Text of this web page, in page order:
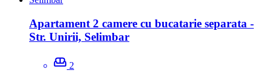
Apartament 2 camere cu bucatarie separata -
Str. Unirii, Selimbar
2